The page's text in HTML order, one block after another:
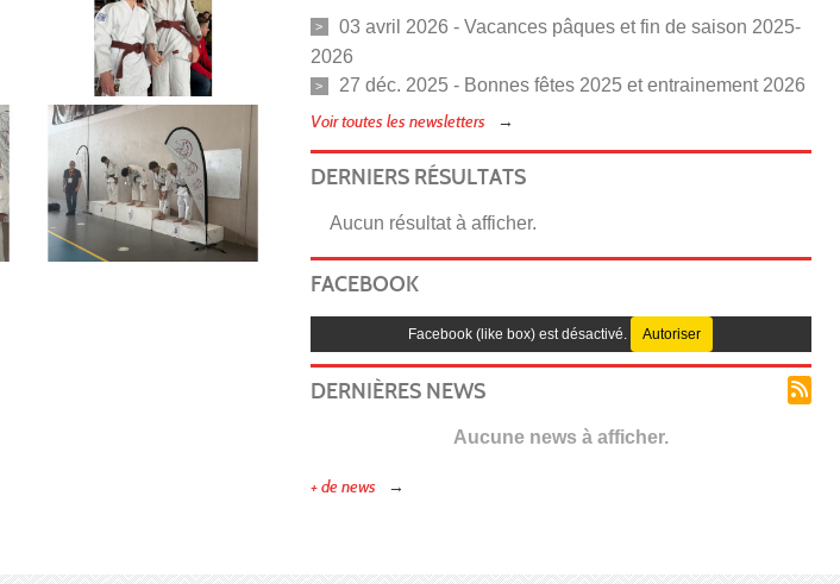
03 avril 2026 - Vacances pâques et fin de saison 2025-
2026
27 déc. 2025 - Bonnes fêtes 2025 et entrainement 2026
Voir toutes les newsletters
DERNIERS RÉSULTATS
Aucun résultat à afficher.
FACEBOOK
Facebook (like box) est désactivé. Autoriser
DERNIÈRES NEWS
Aucune news à afficher.
+ de news